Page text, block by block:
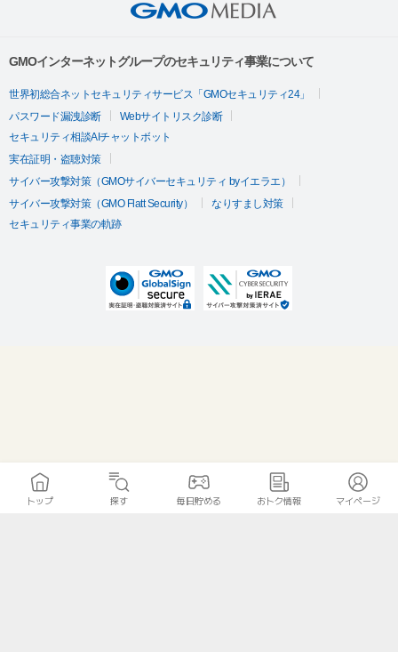
GMOインターネットグループのセキュリティ事業について
世界初総合ネットセキュリティサービス「GMOセキュリティ24」
パスワード漏洩診断
Webサイトリスク診断
セキュリティ相談AIチャットボット
実在証明・盗聴対策
サイバー攻撃対策（GMOサイバーセキュリティ byイエラエ）
サイバー攻撃対策（GMO Flatt Security）
なりすまし対策
セキュリティ事業の軌跡
トップ 探す 毎日貯める おトク情報 マイページ